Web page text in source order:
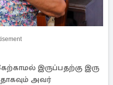
இருப்பதற்கு இரு
அவர்